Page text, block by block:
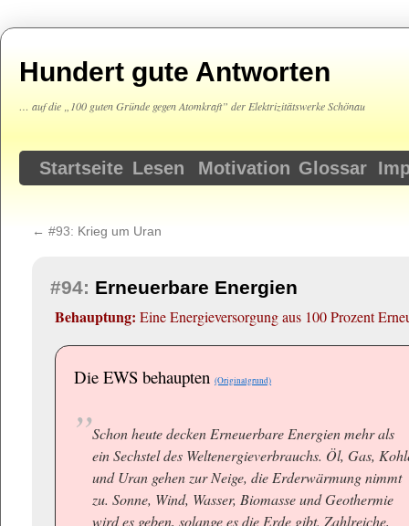
Hundert gute Antworten
… auf die „100 guten Gründe gegen Atomkraft” der Elektrizitätswerke Schönau
Springe
Inhalt
Startseite Lesen Motivation Glossar
← #93: Krieg um Uran
#94: Erneuerbare Energien
Behauptung: Eine Energieversorgung aus 100 Prozent
Die EWS behaupten(Originalgrund)
Schon heute decken Erneuerbare Energien mehr als
ein Sechstel des Weltenergieverbrauchs. Öl, Gas,
und Uran gehen zur Neige, die Erderwärmung nimmt
zu. Sonne, Wind, Wasser, Biomasse und Geothermie
wird es geben, solange es die Erde gibt. Zahlreiche,